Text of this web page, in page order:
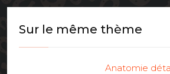
Sur le même thème
Anatomie